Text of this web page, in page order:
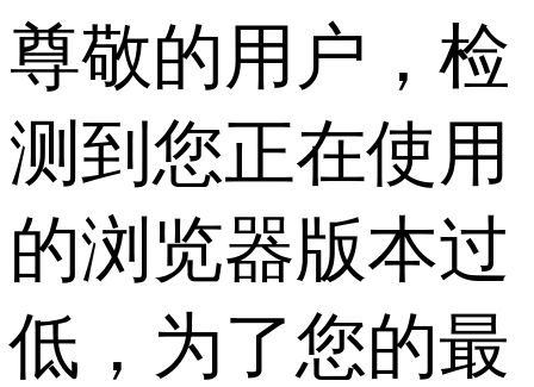
尊敬的用户，检
测到您正在使用
的浏览器版本过
低，为了您的最